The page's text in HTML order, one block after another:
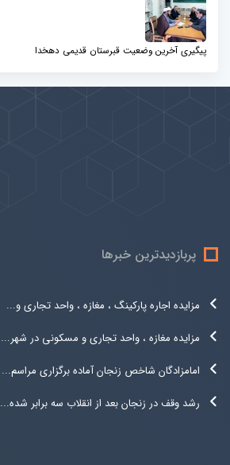
پیگیری آخرین وضعیت قبرستان قدیمی دهخدا
پربازدیدترین خبرها
مزایده اجاره پارکینگ ، مغازه ، واحد تجاری و...
مزایده مغازه ، واحد تجاری و مسکونی در شهر...
امامزادگان شاخص زنجان آماده برگزاری مراسم...
رشد وقف در زنجان بعد از انقلاب سه برابر شده...